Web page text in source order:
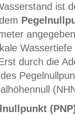
ist
durch die